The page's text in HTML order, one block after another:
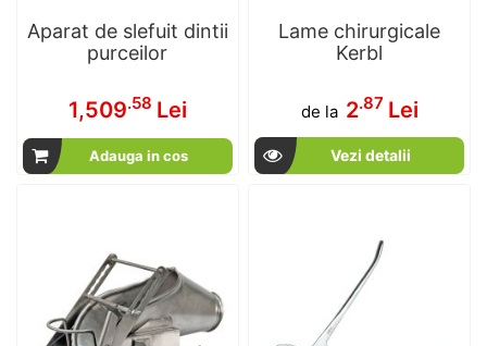
Aparat de slefuit dintii
purceilor
1,509.58 Lei
Adauga in cos
Lame chirurgicale
Kerbl
de la 2.87 Lei
Vezi detalii